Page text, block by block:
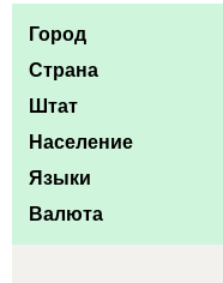
Город
Страна
Штат
Население
Языки
Валюта